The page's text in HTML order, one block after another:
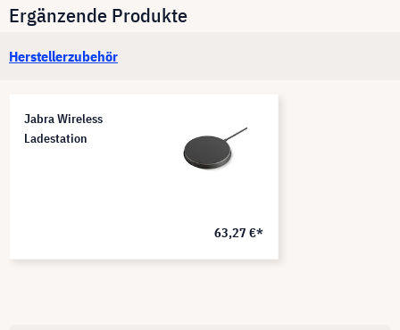
Ergänzende Produkte
Herstellerzubehör
Jabra Wireless
Ladestation
63,27 €*